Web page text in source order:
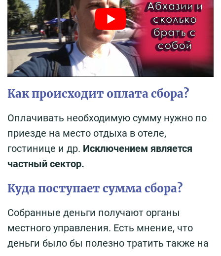
Как происходит оплата сбора?
Оплачивать необходимую сумму нужно по
приезде на место отдыха в отеле,
гостинице и др. Исключением является
частный сектор.
Куда поступает сумма сбора?
Собранные деньги получают органы
местного управления. Есть мнение, что
деньги было бы полезно тратить также на